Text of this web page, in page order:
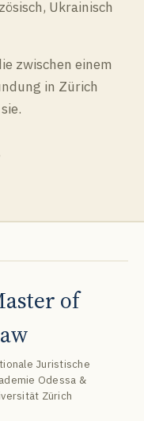
Ukrainisch
zwischen einem
in Zürich
of
Juristische
Odessa &
Zürich